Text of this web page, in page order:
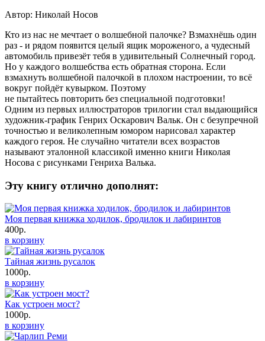
Автор: Николай Носов
Кто из нас не мечтает о волшебной палочке? Взмахнёшь один
раз - и рядом появится целый ящик мороженого, а чудесный
автомобиль привезёт тебя в удивительный Солнечный город.
Но у каждого волшебства есть обратная сторона. Если
взмахнуть волшебной палочкой в плохом настроении, то всё
вокруг пойдёт кувырком. Поэтому
не пытайтесь повторить без специальной подготовки!
Одним из первых иллюстраторов трилогии стал выдающийся
художник-график Генрих Оскарович Вальк. Он с безупречной
точностью и великолепным юмором нарисовал характер
каждого героя. Не случайно читатели всех возрастов
называют эталонной классикой именно книги Николая
Носова с рисунками Генриха Валька.
Эту книгу отлично дополнят:
Моя первая книжка ходилок, бродилок и лабиринтов
400р.
в корзину
Тайная жизнь русалок
1000р.
в корзину
Как устроен мост?
1000р.
в корзину